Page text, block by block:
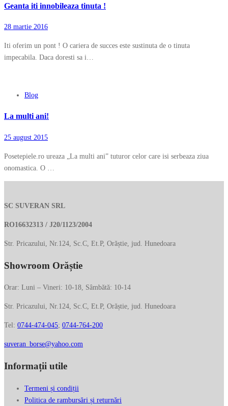
Geanta iti innobileaza tinuta !
28 martie 2016
Iti oferim un pont ! O cariera de succes este sustinuta de o tinuta
impecabila. Daca doresti sa i…
Blog
La multi ani!
25 august 2015
Posetepiele.ro ureaza „La multi ani” tuturor celor care isi serbeaza ziua
onomastica. O …
SC SUVERAN SRL
RO16632313 / J20/1123/2004
Str. Pricazului, Nr.124, Sc.C, Et.P, Orăștie, jud. Hunedoara
Showroom Orăștie
Orar: Luni – Vineri: 10-18, Sâmbătă: 10-14
Str. Pricazului, Nr.124, Sc.C, Et.P, Orăștie, jud. Hunedoara
Tel: 0744-474-045; 0744-764-200
suveran_borse@yahoo.com
Informații utile
Termeni și condiții
Politica de rambursări și returnări